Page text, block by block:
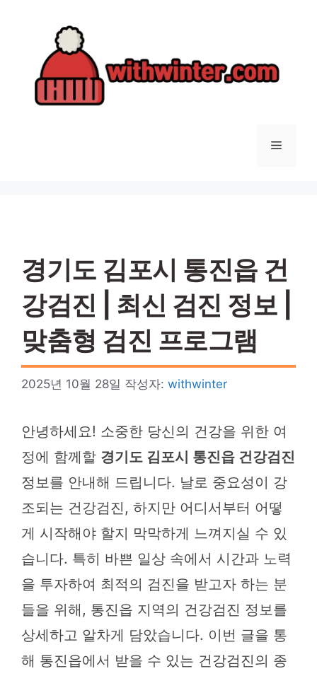
메
경기도 김포시 통진읍 건
강검진 | 최신 검진 정보 |
맞춤형 검진 프로그램
2025년 10월 28일 작성자: withwinter
안녕하세요! 소중한 당신의 건강을 위한 여
정에 함께할 경기도 김포시 통진읍 건강검진
정보를 안내해 드립니다. 날로 중요성이 강
조되는 건강검진, 하지만 어디서부터 어떻
게 시작해야 할지 막막하게 느껴지실 수 있
습니다. 특히 바쁜 일상 속에서 시간과 노력
을 투자하여 최적의 검진을 받고자 하는 분
들을 위해, 통진읍 지역의 건강검진 정보를
상세하고 알차게 담았습니다. 이번 글을 통
해 통진읍에서 받을 수 있는 건강검진의 종